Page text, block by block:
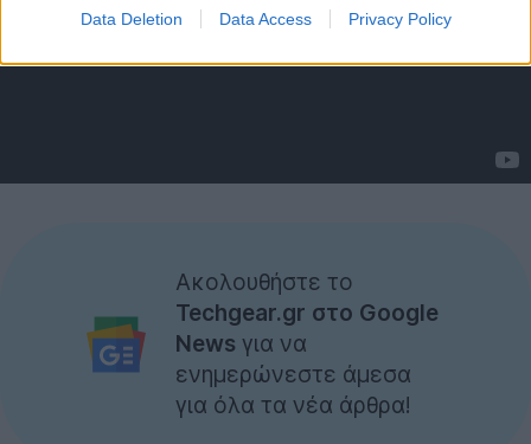
Data Deletion Data Access Privacy Policy
Ακολουθήστε το
Techgear.gr στο Google
News για να
ενημερώνεστε άμεσα
για όλα τα νέα άρθρα!